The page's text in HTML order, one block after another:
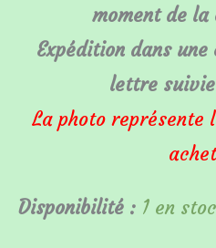
moment de la
Expédition dans
lettre
La photo représente
Disponibilité : 1 en